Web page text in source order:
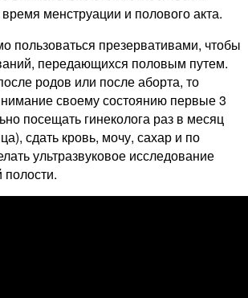
менструации и полового акта.
пользоваться презервативами, чтобы
передающихся половым путем.
родов или после аборта, то
своему состоянию первые 3
посещать гинеколога раз в месяц
сдать кровь, мочу, сахар и по
ультразвуковое исследование